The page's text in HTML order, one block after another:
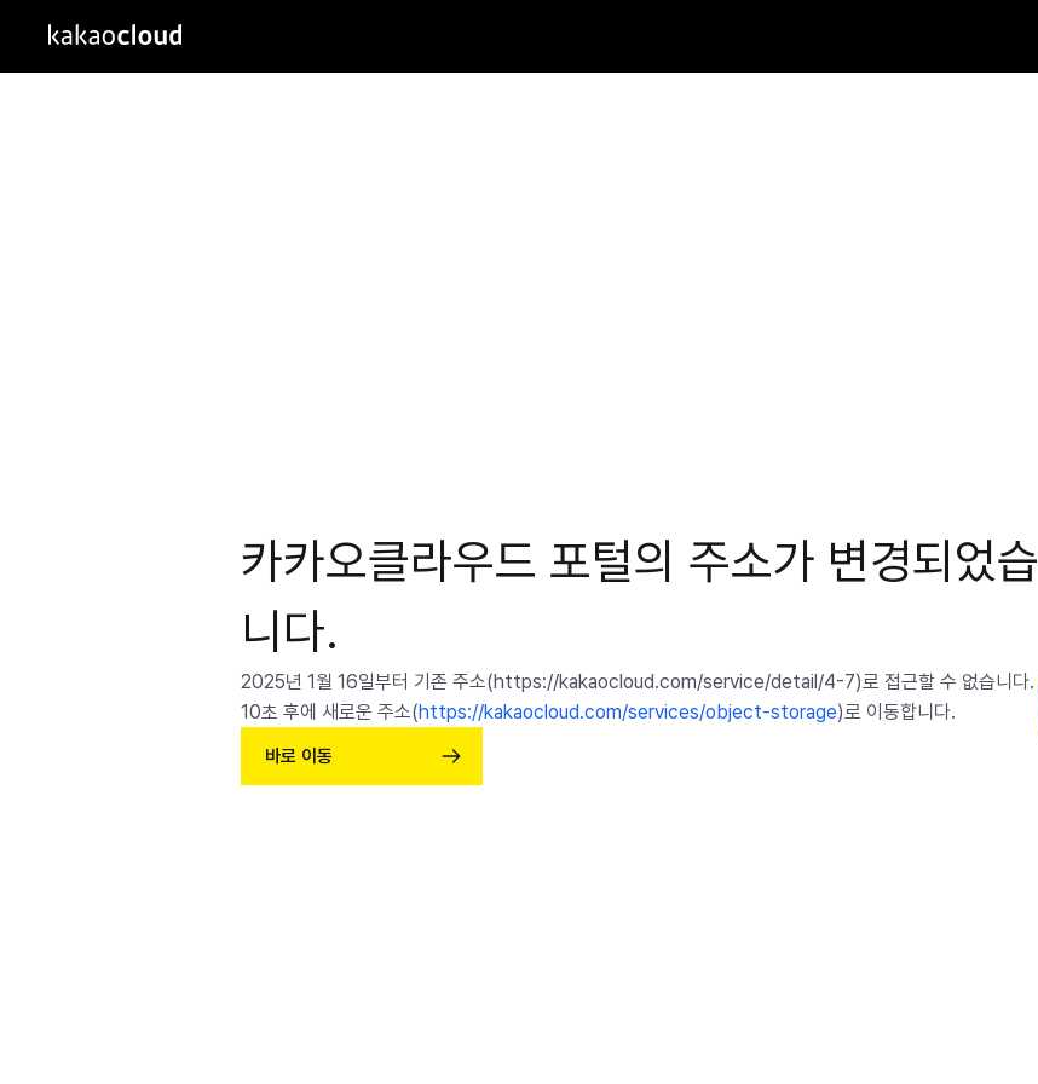
카카오클라우드 포털의 주소가 변경되었습
니다.
2025년 1월 16일부터 기존 주소(https://kakaocloud.com/service/detail/4-7)로 접근할 수 없습니다.
10초 후에 새로운 주소(https://kakaocloud.com/services/object-storage)로 이동합니다.
바로 이동